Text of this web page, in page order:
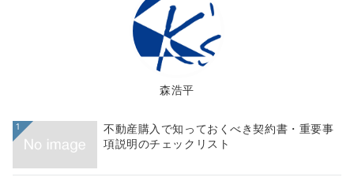
森浩平
1
不動産購入で知っておくべき契約書・重要事
項説明のチェックリスト